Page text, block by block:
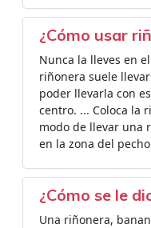
¿Cómo usar
Nunca la lleves en
riñonera suele
poder llevarla con
centro. ... Coloca la
modo de llevar una
en la zona del
¿Cómo se le
Una riñonera,